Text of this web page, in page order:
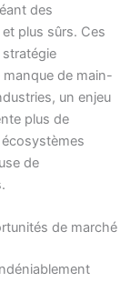
des
plus sûrs. Ces
manque de main-
un enjeu
plus de
de
de marché